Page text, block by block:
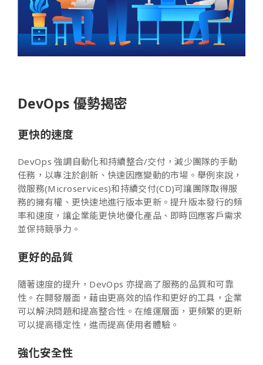
DevOps 優勢揭密
更快的速度
DevOps 強調自動化和持續整合/交付，減少團隊的手動
任務，以專注於創新、快速因應變動的市場。 舉例來說，
微服務(Microservices)和持續交付(CD)可讓團隊取得服
務的擁有權、更快速地進行版本更新。提升版本發行的頻
率和速度，讓企業能更快地優化產品、即時回應客戶需求
並保持競爭力。
更好的品質
隨著速度的提升，DevOps 亦提高了服務的品質和可靠
性。在開發層面，藉由更高效的協作和更好的工具，企業
可以解決問題和提高整合性。在維運層面，更頻繁的更新
可以提高穩定性，進而提高使用者體驗。
強化安全性